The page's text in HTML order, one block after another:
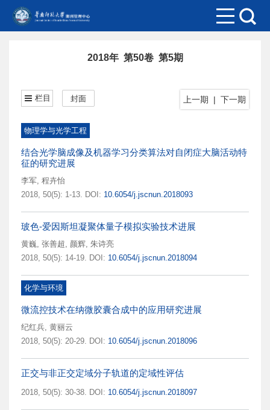
2018年 第50卷 第5期
上一期 | 下一期
栏目 封面
物理学与光学工程
结合光学脑成像及机器学习分类算法对自闭症大脑活动特
征的研究进展
李军, 程卉怡
2018, 50(5): 1-13. DOI: 10.6054/j.jscnun.2018093
玻色-爱因斯坦凝聚体量子模拟实验技术进展
黄巍, 张善超, 颜辉, 朱诗亮
2018, 50(5): 14-19. DOI: 10.6054/j.jscnun.2018094
化学与环境
微流控技术在纳微胶囊合成中的应用研究进展
纪红兵, 黄丽云
2018, 50(5): 20-29. DOI: 10.6054/j.jscnun.2018096
正交与非正交定域分子轨道的定域性评估
2018, 50(5): 30-38. DOI: 10.6054/j.jscnun.2018097